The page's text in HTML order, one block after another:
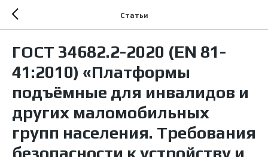
Статьи
ГОСТ 34682.2-2020 (EN 81-
41:2010) «Платформы
подъёмные для инвалидов и
других маломобильных
групп населения. Требования
безопасности к устройству и